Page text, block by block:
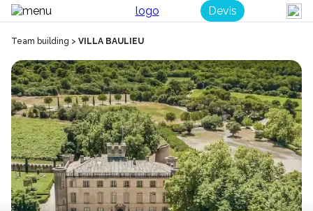
Devis
Team building > VILLA BAULIEU